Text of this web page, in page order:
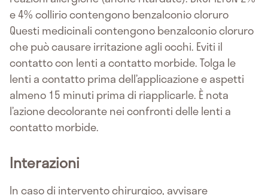
e 4% collirio contengono benzalconio cloruro
Questi medicinali contengono benzalconio cloruro
che può causare irritazione agli occhi. Eviti il
contatto con lenti a contatto morbide. Tolga le
lenti a contatto prima dell’applicazione e aspetti
almeno 15 minuti prima di riapplicarle. È nota
l’azione decolorante nei confronti delle lenti a
contatto morbide.
Interazioni
In caso di intervento chirurgico, avvisare